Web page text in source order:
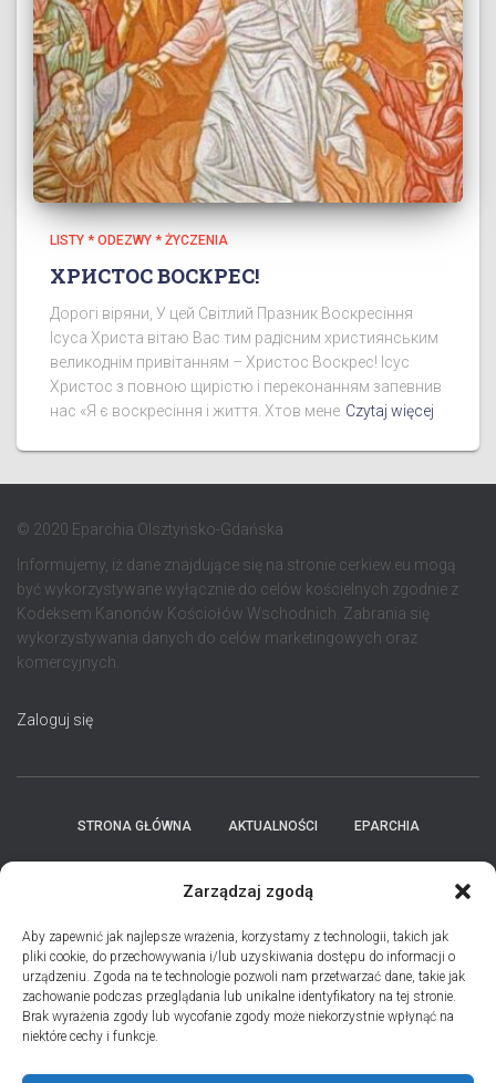
Zarządzaj zgodą
Aby zapewnić jak najlepsze wrażenia, korzystamy z technologii, takich jak
pliki cookie, do przechowywania i/lub uzyskiwania dostępu do informacji o
urządzeniu. Zgoda na te technologie pozwoli nam przetwarzać dane, takie jak
zachowanie podczas przeglądania lub unikalne identyfikatory na tej stronie.
Brak wyrażenia zgody lub wycofanie zgody może niekorzystnie wpłynąć na
niektóre cechy i funkcje.
LISTY * ODEZWY * ŻYCZENIA
ХРИСТОС ВОСКРЕС!
Дорогі віряни, У цей Світлий Празник Воскресіння
Ісуса Христа вітаю Вас тим радісним християнським
великоднім привітанням – Христос Воскрес! Ісус
Христос з повною щирістю і переконанням запевнив
нас «Я є воскресіння і життя. Хтов мене Czytaj więcej
© 2020 Eparchia Olsztyńsko-Gdańska
Informujemy, iż dane znajdujące się na stronie cerkiew.eu mogą
być wykorzystywane wyłącznie do celów kościelnych zgodnie z
Kodeksem Kanonów Kościołów Wschodnich. Zabrania się
wykorzystywania danych do celów marketingowych oraz
komercyjnych.
Zaloguj się
STRONA GŁÓWNA AKTUALNOŚCI EPARCHIA
POLITYKA PLIKÓW COOKIES (EU)
PRO MEMORIA MIĘDZYOBRZĄDKOWE
PODCAST PORZUĆ TROSKI